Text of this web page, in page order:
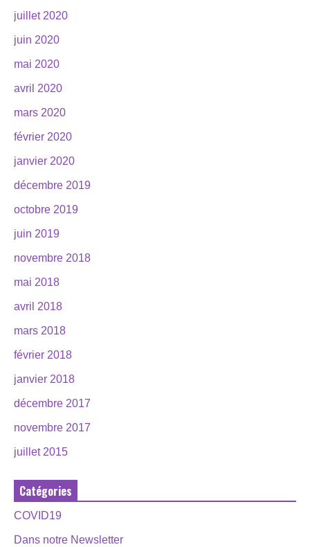
juillet 2020
juin 2020
mai 2020
avril 2020
mars 2020
février 2020
janvier 2020
décembre 2019
octobre 2019
juin 2019
novembre 2018
mai 2018
avril 2018
mars 2018
février 2018
janvier 2018
décembre 2017
novembre 2017
juillet 2015
Catégories
COVID19
Dans notre Newsletter